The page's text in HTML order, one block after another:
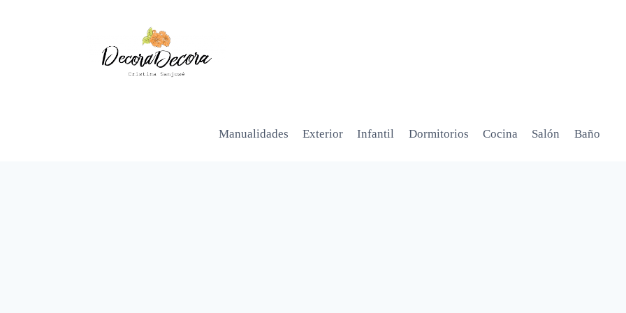
Manualidades Exterior Infantil Dormitorios Cocina Salón Baño